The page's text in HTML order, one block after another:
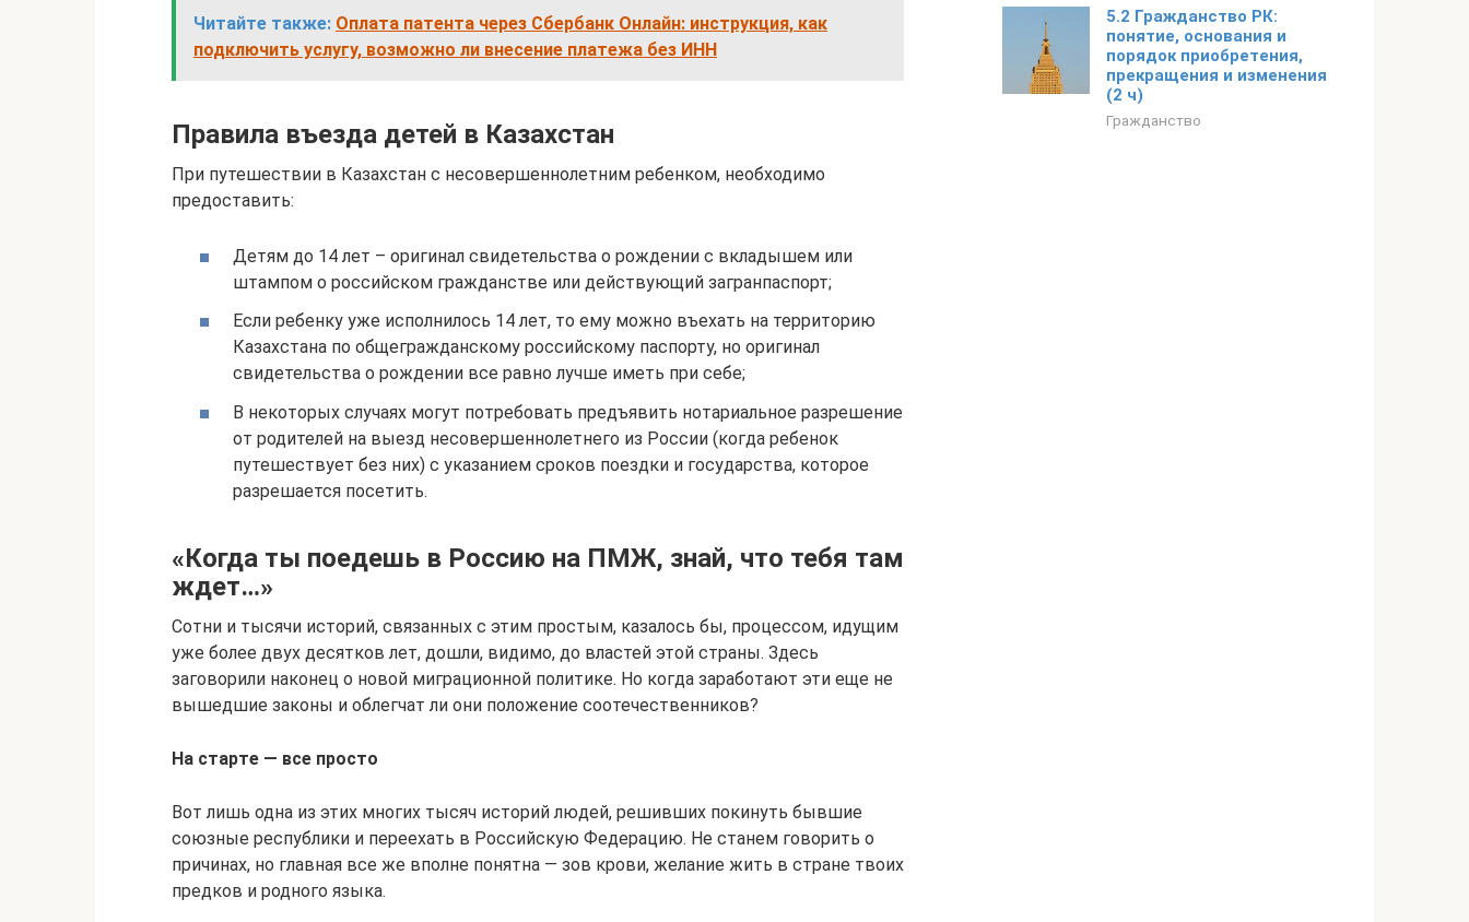
Читайте также: Оплата патента через Сбербанк Онлайн: инструкция, как
подключить услугу, возможно ли внесение платежа без ИНН
Правила въезда детей в Казахстан
При путешествии в Казахстан с несовершеннолетним ребенком, необходимо
предоставить:
Детям до 14 лет – оригинал свидетельства о рождении с вкладышем или
штампом о российском гражданстве или действующий загранпаспорт;
Если ребенку уже исполнилось 14 лет, то ему можно въехать на территорию
Казахстана по общегражданскому российскому паспорту, но оригинал
свидетельства о рождении все равно лучше иметь при себе;
В некоторых случаях могут потребовать предъявить нотариальное разрешение
от родителей на выезд несовершеннолетнего из России (когда ребенок
путешествует без них) с указанием сроков поездки и государства, которое
разрешается посетить.
«Когда ты поедешь в Россию на ПМЖ, знай, что тебя там
ждет…»
Сотни и тысячи историй, связанных с этим простым, казалось бы, процессом, идущим
уже более двух десятков лет, дошли, видимо, до властей этой страны. Здесь
заговорили наконец о новой миграционной политике. Но когда заработают эти еще не
вышедшие законы и облегчат ли они положение соотечественников?
На старте — все просто
Вот лишь одна из этих многих тысяч историй людей, решивших покинуть бывшие
союзные республики и переехать в Российскую Федерацию. Не станем говорить о
причинах, но главная все же вполне понятна — зов крови, желание жить в стране твоих
предков и родного языка.
5.2 Гражданство РК:
понятие, основания и
порядок приобретения,
прекращения и изменения
(2 ч)
Гражданство